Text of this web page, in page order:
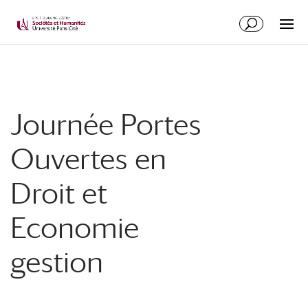
Journée Portes
Ouvertes en
Droit et
Economie
gestion